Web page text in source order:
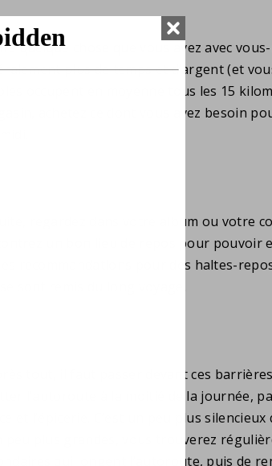
chose que vous avez avec vous-
plus de temps et d’argent (et
occupent en moyenne tous les 15
achetez ce dont vous avez besoin
regardez dans votre album ou votre
un bon lieu de repos pour pouvoir
recommandations pour des haltes-
sont remis du long voyage.
tout, il faut passer devant ces
l’autoroute à la moitié de la journée,
l’épicerie. C’est un peu plus
plus grandes, vous trouverez
qui longent l’autoroute, puis de